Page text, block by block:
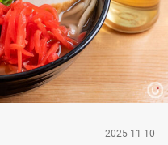
2025-11-10